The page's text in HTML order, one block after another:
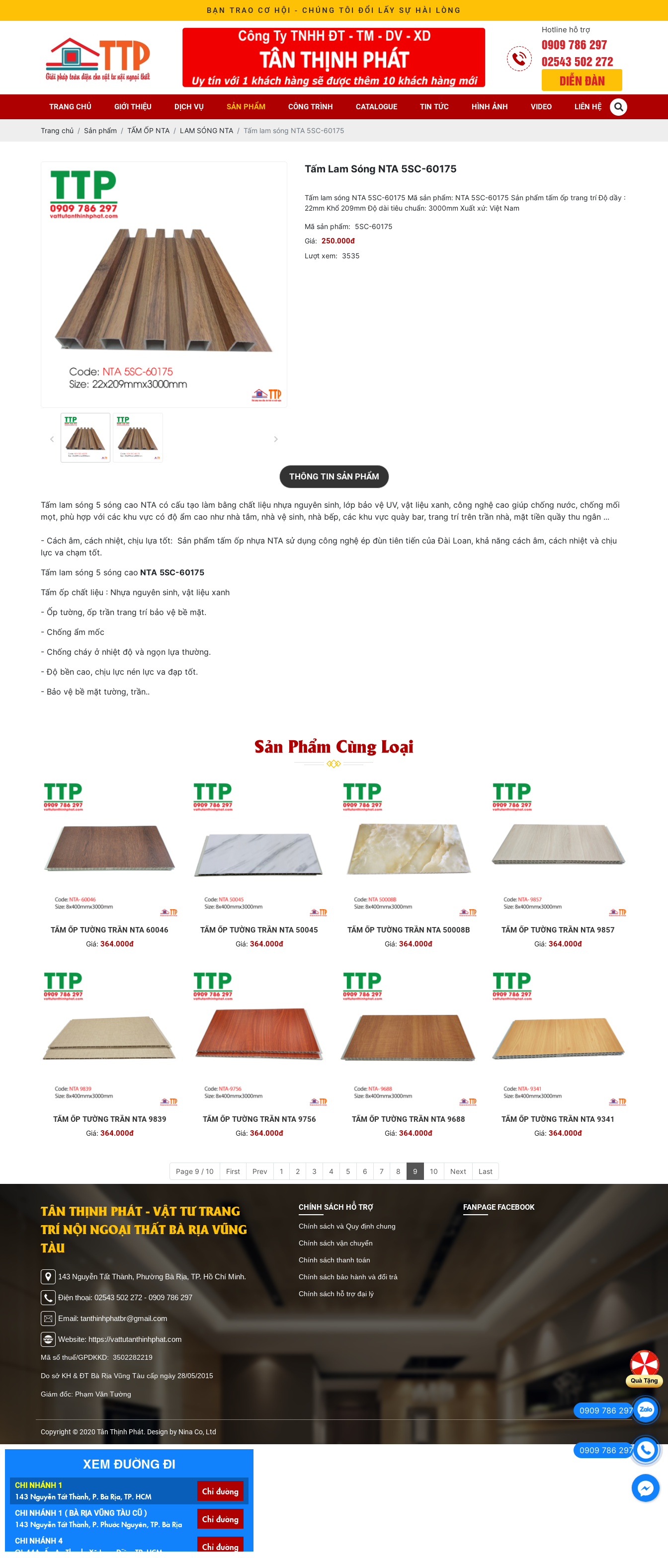
BẠN TRAO CƠ HỘI - CHÚNG TÔI ĐỔI LẤY SỰ HÀI LÒNG
Hotline hỗ trợ
0909 786 297
02543 502 272
DIỄN ĐÀN
TRANG CHỦ GIỚI THIỆU DỊCH VỤ SẢN PHẨM CÔNG TRÌNH CATALOGUE TIN TỨC HÌNH ẢNH VIDEO LIÊN HỆ
Trang chủ Sản phẩm TẤM ỐP NTA LAM SÓNG NTA Tấm lam sóng NTA 5SC-60175
Tấm Lam Sóng NTA 5SC-60175
Tấm lam sóng NTA 5SC-60175 Mã sản phẩm: NTA 5SC-60175 Sản phẩm tấm ốp trang trí Độ dầy :
22mm Khổ 209mm Độ dài tiêu chuẩn: 3000mm Xuất xứ: Việt Nam
Mã sản phẩm:
5SC-60175
Giá: 250.000đ
Lượt xem: 3535
THÔNG TIN SẢN PHẨM
Tấm lam sóng 5 sóng cao NTA có cấu tạo làm bằng chất liệu nhựa nguyên sinh, lớp bảo vệ UV, vật liệu xanh, công nghệ cao giúp chống nước, chống mối
mọt, phù hợp với các khu vực có độ ẩm cao như nhà tắm, nhà vệ sinh, nhà bếp, các khu vực quày bar, trang trí trên trần nhà, mặt tiền quầy thu ngân ...
- Cách âm, cách nhiệt, chịu lựa tốt: Sản phẩm tấm ốp nhựa NTA sử dụng công nghệ ép đùn tiên tiến của Đài Loan, khả năng cách âm, cách nhiệt và chịu
lực va chạm tốt.
Tấm lam sóng 5 sóng cao NTA 5SC-60175
Tấm ốp chất liệu : Nhựa nguyên sinh, vật liệu xanh
- Ốp tường, ốp trần trang trí bảo vệ bề mặt.
- Chống ẩm mốc
- Chống cháy ở nhiệt độ và ngọn lựa thường.
- Độ bền cao, chịu lực nén lực va đạp tốt.
- Bảo vệ bề mặt tường, trần..
Sản Phẩm Cùng Loại
TẤM ỐP TƯỜNG TRẦN NTA 60046
Giá: 364.000đ
TẤM ỐP TƯỜNG TRẦN NTA 50045
Giá: 364.000đ
TẤM ỐP TƯỜNG TRẦN NTA 50008B
Giá: 364.000đ
TẤM ỐP TƯỜNG TRẦN NTA 9857
Giá: 364.000đ
TẤM ỐP TƯỜNG TRẦN NTA 9839
Giá: 364.000đ
TẤM ỐP TƯỜNG TRẦN NTA 9756
Giá: 364.000đ
TẤM ỐP TƯỜNG TRẦN NTA 9688
Giá: 364.000đ
TẤM ỐP TƯỜNG TRẦN NTA 9341
Giá: 364.000đ
Page 9 / 10 First Prev 1 2 3 4 5 6 7 8 9 10 Next Last
TÂN THỊNH PHÁT - VẬT TƯ TRANG
TRÍ NỘI NGOẠI THẤT BÀ RỊA VŨNG
TÀU
143 Nguyễn Tất Thành, Phường Bà Rịa, TP. Hồ Chí Minh.
Điện thoại: 02543 502 272 - 0909 786 297
Email: tanthinhphatbr@gmail.com
Website: https://vattutanthinhphat.com
Mã số thuế/GPDKKD: 3502282219
Do sở KH & ĐT Bà Rịa Vũng Tàu cấp ngày 28/05/2015
Giám đốc: Phạm Văn Tường
CHÍNH SÁCH HỖ TRỢ
Chính sách và Quy định chung
Chính sách vận chuyển
Chính sách thanh toán
Chính sách bảo hành và đổi trả
Chính sách hỗ trợ đại lý
FANPAGE FACEBOOK
Copyright © 2020 Tân Thịnh Phát. Design by Nina Co, Ltd
XEM ĐƯỜNG ĐI
CHI NHÁNH 1
143 Nguyễn Tất Thành, P. Bà Rịa, TP. HCM Chỉ đường
CHI NHÁNH 1 ( BÀ RỊA VŨNG TÀU CŨ )
143 Nguyễn Tất Thành, P. Phước Nguyên, TP. Bà Rịa Chỉ đường
CHI NHÁNH 4
QL 44A, Ấp An Thạnh, Xã Long Điền, TP. HCM Chỉ đường
Quà Tặng
0909 786 297
0909 786 297